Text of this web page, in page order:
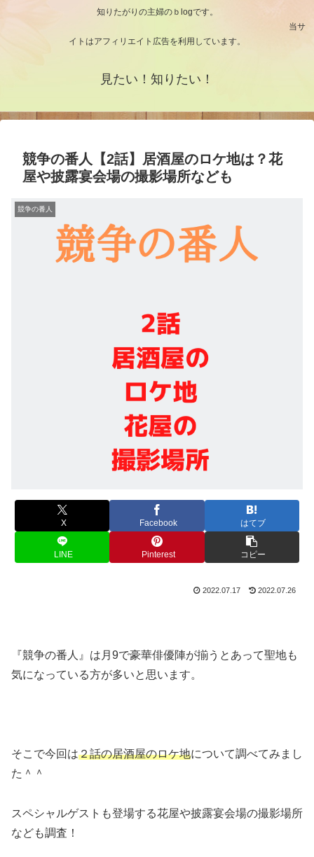
知りたがりの主婦のｂlogです。
当サ
イトはアフィリエイト広告を利用しています。
見たい！知りたい！
競争の番人【2話】居酒屋のロケ地は？花
屋や披露宴会場の撮影場所なども
競争の番人
X Facebook はてブ
LINE Pinterest コピー
2022.07.17 2022.07.26
『競争の番人』は月9で豪華俳優陣が揃うとあって聖地も
気になっている方が多いと思います。
そこで今回は２話の居酒屋のロケ地について調べてみまし
た＾＾
スペシャルゲストも登場する花屋や披露宴会場の撮影場所
なども調査！